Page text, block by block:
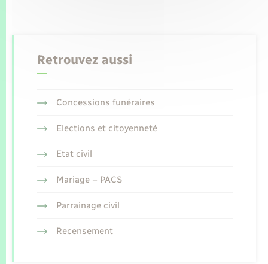
Retrouvez aussi
Concessions funéraires
Elections et citoyenneté
Etat civil
Mariage – PACS
Parrainage civil
Recensement